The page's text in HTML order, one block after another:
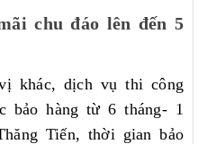
chu đáo lên đến 5
khác, dịch vụ thi công
bảo hàng từ 6 tháng- 1
Tiến, thời gian bảo